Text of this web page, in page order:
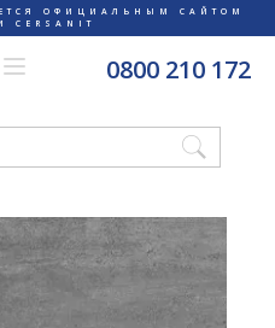
ОФИЦИАЛЬНЫМ САЙТОМ
0800 210 172